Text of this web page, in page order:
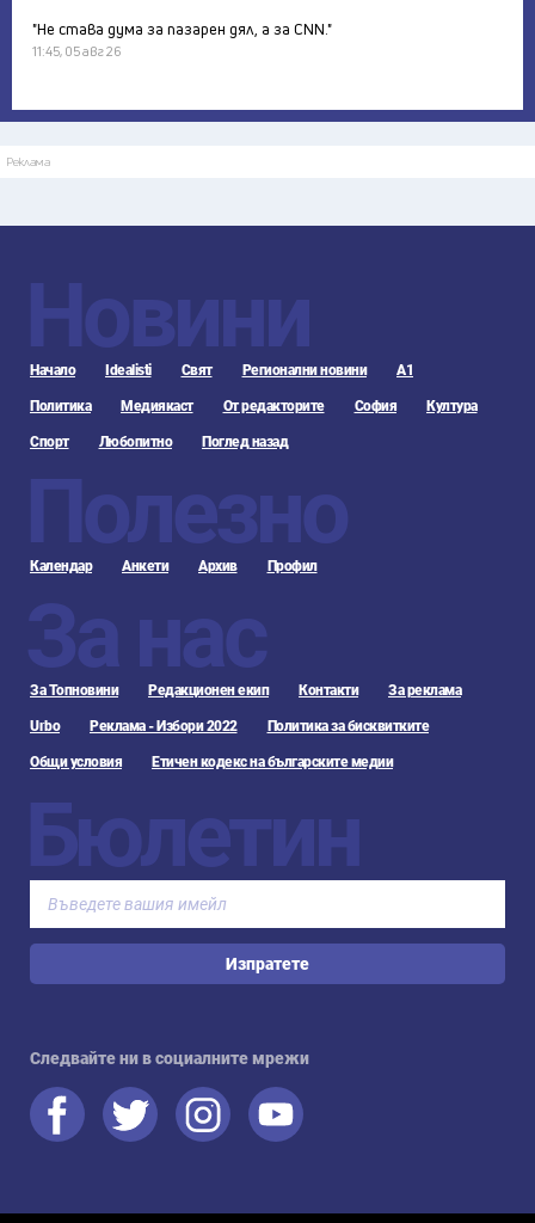
"Не става дума за пазарен дял, а за CNN."
11:45, 05 авг 26
Реклама
Новини
Начало Idealisti Свят Регионални новини А1
Политика Медиякаст От редакторите София Култура
Спорт Любопитно Поглед назад
Полезно
Календар Анкети Архив Профил
За нас
За Топновини Редакционен екип Контакти За реклама
Urbo Реклама - Избори 2022 Политика за бисквитките
Общи условия Етичен кодекс на българските медии
Бюлетин
Изпратете
Следвайте ни в социалните мрежи